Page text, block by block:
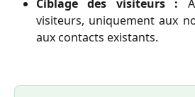
Ciblage des visiteurs :
visiteurs, uniquement aux
aux contacts existants.